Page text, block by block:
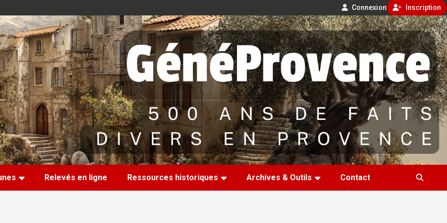
Connexion Inscription
Relevés en ligne Ressources historiques Archives & Outils Contact